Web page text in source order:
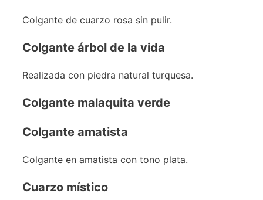
Colgante de cuarzo rosa sin pulir.
Colgante árbol de la vida
Realizada con piedra natural turquesa.
Colgante malaquita verde
Colgante amatista
Colgante en amatista con tono plata.
Cuarzo místico